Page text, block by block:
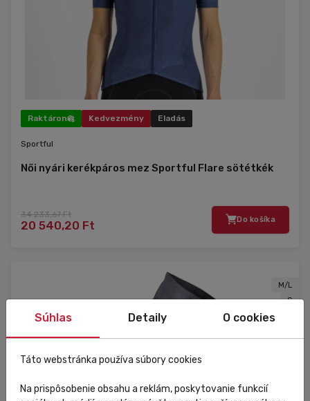
Raktáron Kedvezmény Eladás
Sportful
Női nyári kerékpáros mez Sportful Flare sötétkék
34 233,67 Ft
20 540,20 Ft Do košíka
M/L
S
Súhlas Detaily O cookies
Táto webstránka používa súbory cookies
Na prispôsobenie obsahu a reklám, poskytovanie funkcií